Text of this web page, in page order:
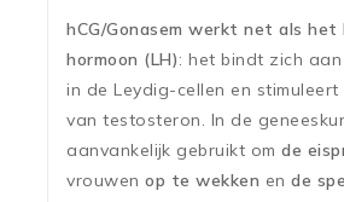
hCG/Gonasem werkt net als het
hormoon (LH): het bindt zich
in de Leydig-cellen en
van testosteron. In de
aanvankelijk gebruikt om de
vrouwen op te wekken en de